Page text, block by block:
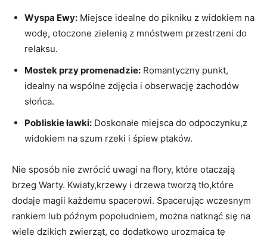
Wyspa Ewy: Miejsce idealne ⁢do pikniku z widokiem ‍na‍
wodę, otoczone zielenią z mnóstwem przestrzeni do‌
relaksu.
Mostek przy promenadzie: Romantyczny punkt,
idealny na wspólne zdjęcia⁣ i obserwację zachodów
słońca.
Pobliskie ławki: Doskonałe miejsca do odpoczynku,z
widokiem na szum​ rzeki i śpiew ptaków.
Nie sposób nie zwrócić uwagi na flory, które otaczają
brzeg Warty. Kwiaty,krzewy i drzewa tworzą tło,które
dodaje magii każdemu spacerowi. Spacerując wczesnym
rankiem lub późnym popołudniem, można natknąć się na
wiele dzikich zwierząt, co dodatkowo urozmaica tę